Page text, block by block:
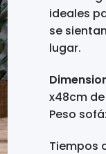
ideales
se
lugar.
x48cm
Peso
Tiempos